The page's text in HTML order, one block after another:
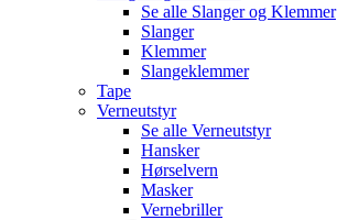
Se alle Slanger og Klemmer
Slanger
Klemmer
Slangeklemmer
Tape
Verneutstyr
Se alle Verneutstyr
Hansker
Hørselvern
Masker
Vernebriller